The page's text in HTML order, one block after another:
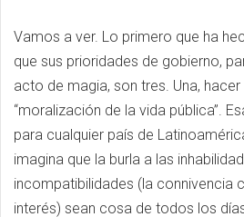
Vamos a ver. Lo primero que ha
que sus prioridades de gobierno,
acto de magia, son tres. Una,
“moralización de la vida pública”.
para cualquier país de
imagina que la burla a las
incompatibilidades (la connivencia
interés) sean cosa de todos los